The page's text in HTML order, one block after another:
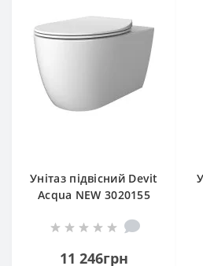
Унітаз підвісний Devit
Acqua NEW 3020155
сидінням soft-close
11 246грн